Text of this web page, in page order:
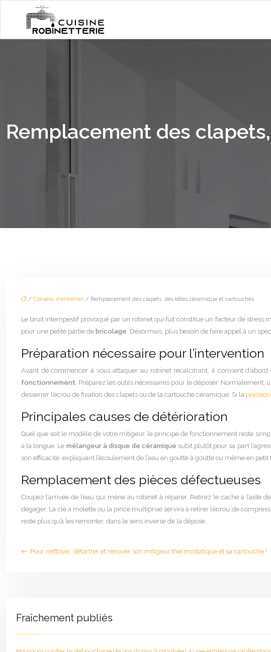
Remplacement des
/ Conseils d’entretien / Remplacement des clapets, des têtes céramique et cartouches
Le bruit intempestif provoqué par un robinet qui fuit constitue un facteur de stress
pour une petite partie de bricolage. Désormais, plus besoin de faire appel à un
Préparation nécessaire pour l’intervention
Avant de commencer à vous attaquer au robinet récalcitrant, il convient
fonctionnement. Préparez les outils nécessaires pour le déposer.
desserrer l’écrou de fixation des clapets ou de la cartouche céramique. Si la
Principales causes de détérioration
Quel que soit le modèle de votre mitigeur, le principe de fonctionnement reste
à la longue. Le mélangeur à disque de céramique subit plutôt pour sa part
son efficacité, expliquant l’écoulement de l’eau en goutte à goutte ou même en petit
Remplacement des pièces défectueuses
Coupez l’arrivée de l’eau qui mène au robinet à réparer. Retirez le cache à
dégager. La clé à molette ou la pince multiprise servira à retirer l’écrou de
reste plus qu’à les remonter, dans le sens inverse de la dépose.
Pour nettoyer, détartrer et rénover son mitigeur thermostatique et sa cartouche !
Fraîchement publiés